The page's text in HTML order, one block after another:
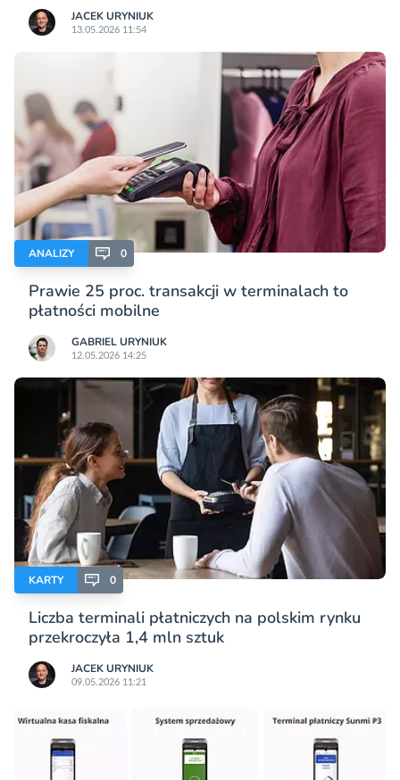
JACEK URYNIUK
13.05.2026 11:54
ANALIZY 0
Prawie 25 proc. transakcji w terminalach to
płatności mobilne
GABRIEL URYNIUK
12.05.2026 14:25
KARTY 0
Liczba terminali płatniczych na polskim rynku
przekroczyła 1,4 mln sztuk
JACEK URYNIUK
09.05.2026 11:21